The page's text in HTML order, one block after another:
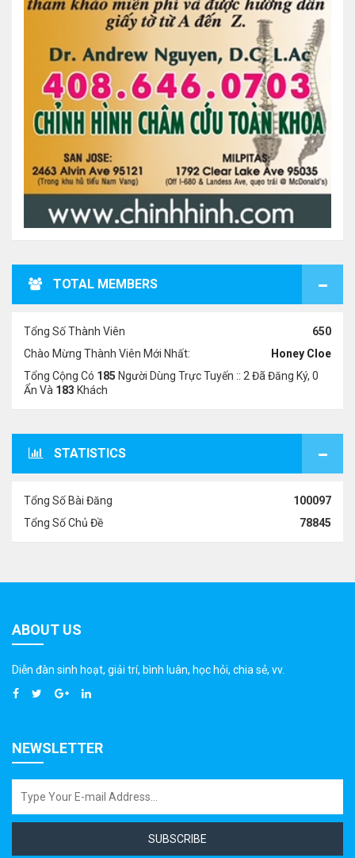
TOTAL MEMBERS
Tổng Số Thành Viên
650
Chào Mừng Thành Viên Mới Nhất:
Honey Cloe
Tổng Cộng Có 185 Người Dùng Trực Tuyến :: 2 Đã Đăng Ký, 0
Ẩn Và 183 Khách
STATISTICS
Tổng Số Bài Đăng
100097
Tổng Số Chủ Đề
78845
ABOUT US
Diễn đàn sinh hoạt, giải trí, bình luân, học hỏi, chia sẻ, vv.
NEWSLETTER
SUBSCRIBE